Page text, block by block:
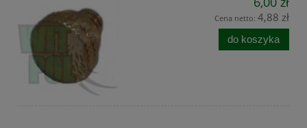
Cena netto: 4,88 zł
do koszyka